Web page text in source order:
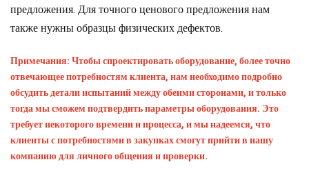
предложения. Для точного ценового предложения нам
также нужны образцы физических дефектов.
Примечания: Чтобы спроектировать оборудование, более точно
отвечающее потребностям клиента, нам необходимо подробно
обсудить детали испытаний между обеими сторонами, и только
тогда мы сможем подтвердить параметры оборудования. Это
требует некоторого времени и процесса, и мы надеемся, что
клиенты с потребностями в закупках смогут прийти в нашу
компанию для личного общения и проверки.